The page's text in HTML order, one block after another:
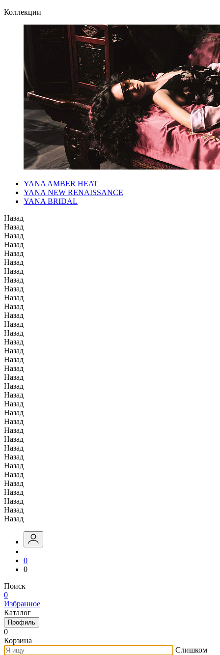
Коллекции
YANA AMBER HEAT
YANA NEW RENAISSANCE
YANA BRIDAL
Назад
Назад
Назад
Назад
Назад
Назад
Назад
Назад
Назад
Назад
Назад
Назад
Назад
Назад
Назад
Назад
Назад
Назад
Назад
Назад
Назад
Назад
Назад
Назад
Назад
Назад
Назад
Назад
Назад
Назад
Назад
Назад
Назад
Назад
Назад
0
0
Поиск
0
Избранное
Каталог
Профиль
0
Корзина
Слишком